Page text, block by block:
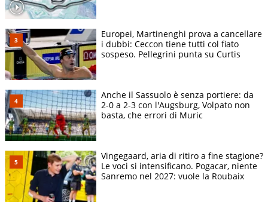
Europei, Martinenghi prova a cancellare
i dubbi: Ceccon tiene tutti col fiato
sospeso. Pellegrini punta su Curtis
Anche il Sassuolo è senza portiere: da
2-0 a 2-3 con l'Augsburg, Volpato non
basta, che errori di Muric
Vingegaard, aria di ritiro a fine stagione?
Le voci si intensificano. Pogacar, niente
Sanremo nel 2027: vuole la Roubaix